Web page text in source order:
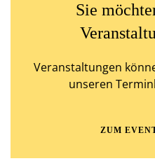
Sie
Veranstaltungen
unseren
ZUM